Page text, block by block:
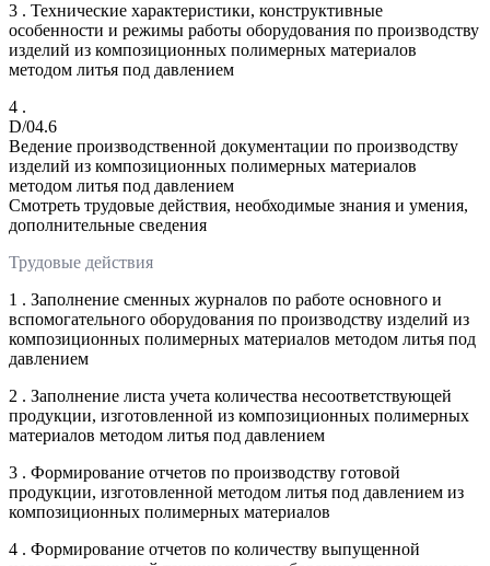
3 . Технические характеристики, конструктивные
особенности и режимы работы оборудования по производству
изделий из композиционных полимерных материалов
методом литья под давлением
4 .
D/04.6
Ведение производственной документации по производству
изделий из композиционных полимерных материалов
методом литья под давлением
Смотреть трудовые действия, необходимые знания и умения,
дополнительные сведения
Трудовые действия
1 . Заполнение сменных журналов по работе основного и
вспомогательного оборудования по производству изделий из
композиционных полимерных материалов методом литья под
давлением
2 . Заполнение листа учета количества несоответствующей
продукции, изготовленной из композиционных полимерных
материалов методом литья под давлением
3 . Формирование отчетов по производству готовой
продукции, изготовленной методом литья под давлением из
композиционных полимерных материалов
4 . Формирование отчетов по количеству выпущенной